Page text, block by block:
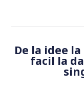
De la idee
facil la